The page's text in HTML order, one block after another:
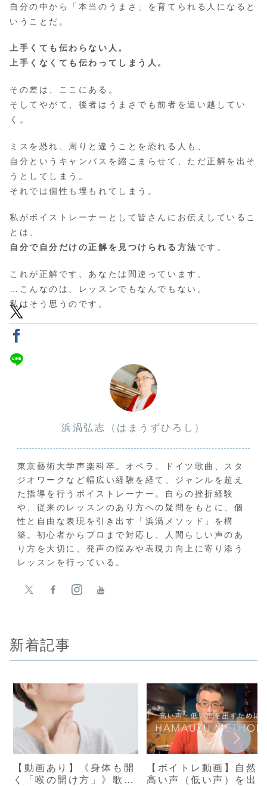
自分の中から「本当のうまさ」を育てられる人になると
いうことだ。
上手くても伝わらない人。
上手くなくても伝わってしまう人。
その差は、ここにある。
そしてやがて、後者はうまさでも前者を追い越してい
く。
ミスを恐れ、周りと違うことを恐れる人も、
自分というキャンバスを縮こまらせて、ただ正解を出そ
うとしてしまう。
それでは個性も埋もれてしまう。
私がボイストレーナーとして皆さんにお伝えしているこ
とは、
自分で自分だけの正解を見つけられる方法 です。
これが正解です、あなたは間違っています。
…こんなのは、レッスンでもなんでもない。
私はそう思うのです。
浜渦弘志（はまうずひろし）
東京藝術大学声楽科卒。オペラ、ドイツ歌曲、スタ
ジオワークなど幅広い経験を経て、ジャンルを超え
た指導を行うボイストレーナー。自らの挫折経験
や、従来のレッスンのあり方への疑問をもとに、個
性と自由な表現を引き出す「浜渦メソッド」を構
築。初心者からプロまで対応し、人間らしい声のあ
り方を大切に、発声の悩みや表現力向上に寄り添う
レッスンを行っている。
新着記事
【動画あり】《身体も開
く「喉の開け方」》歌唱
【ボイトレ動画】自然
高い声（低い声）を出